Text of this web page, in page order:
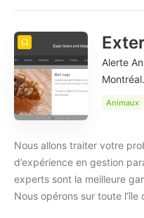
Alerte
Animaux
Nous allons traiter votre
d’expérience en gestion
experts sont la meilleure
Nous opérons sur toute